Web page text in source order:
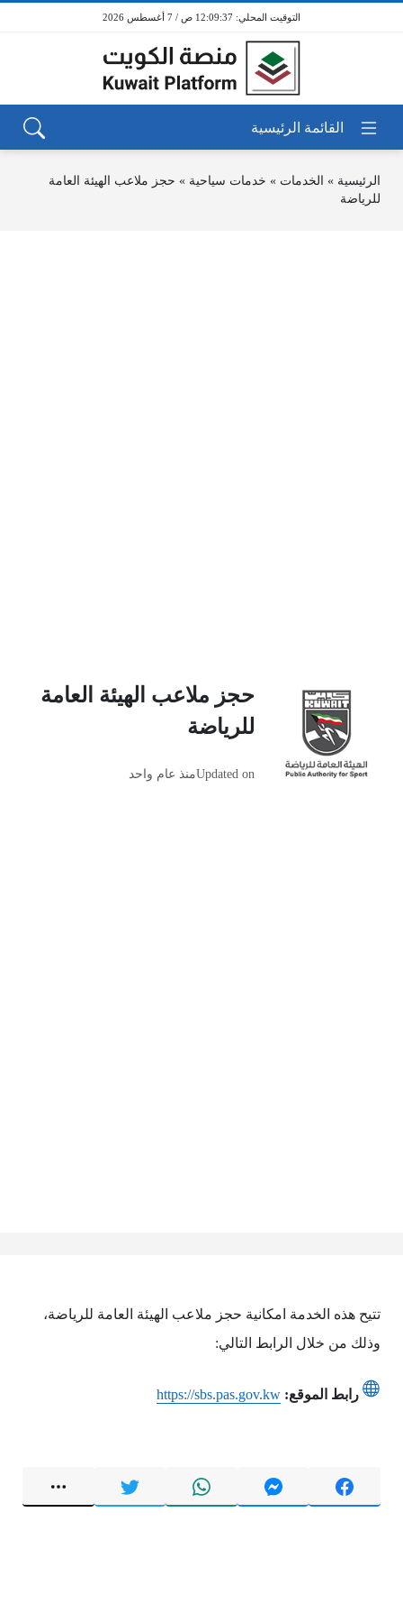
12:09:37 ص / 7 أغسطس 2026
الرئيسية » الخدمات » خدمات سياحية » حجز ملاعب الهيئة العامة
للرياضة
حجز ملاعب الهيئة العامة
للرياضة
Updated onمنذ عام واحد
تتيح هذه الخدمة امكانية حجز ملاعب الهيئة العامة للرياضة،
وذلك من خلال الرابط التالي:
رابط الموقع: https://sbs.pas.gov.kw